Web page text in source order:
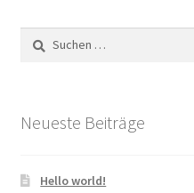
Suchen
nach:
Neueste Beiträge
Hello world!